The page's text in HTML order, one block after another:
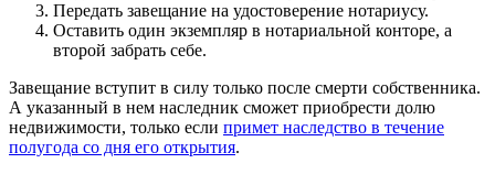
Передать завещание на удостоверение нотариусу.
Оставить один экземпляр в нотариальной конторе, а
второй забрать себе.
Завещание вступит в силу только после смерти собственника.
А указанный в нем наследник сможет приобрести долю
недвижимости, только если примет наследство в течение
полугода со дня его открытия.